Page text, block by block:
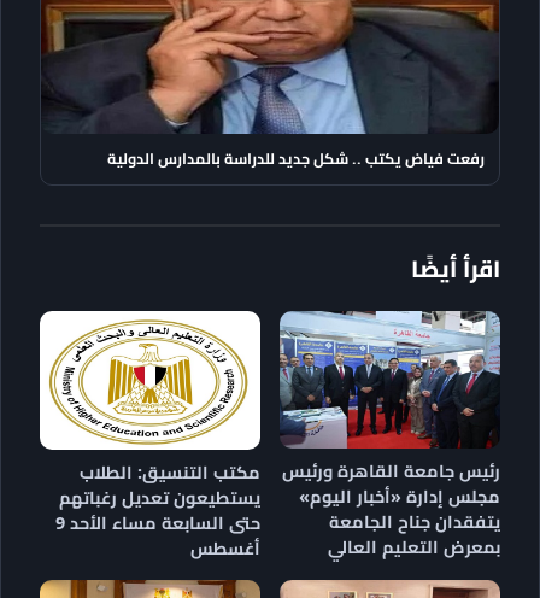
رفعت فياض يكتب .. شكل جديد للدراسة بالمدارس الدولية
اقرأ أيضًا
رئيس جامعة القاهرة ورئيس
مجلس إدارة «أخبار اليوم»
يتفقدان جناح الجامعة
بمعرض التعليم العالي
مكتب التنسيق: الطلاب
يستطيعون تعديل رغباتهم
حتى السابعة مساء الأحد 9
أغسطس